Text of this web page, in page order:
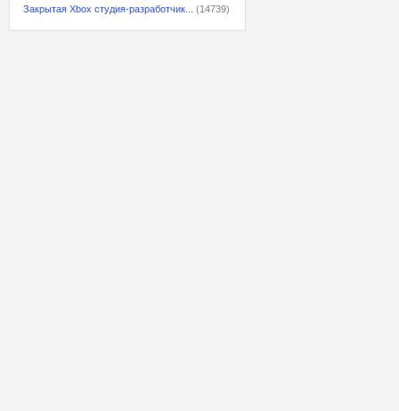
Закрытая Xbox студия-разработчик...
(14739)